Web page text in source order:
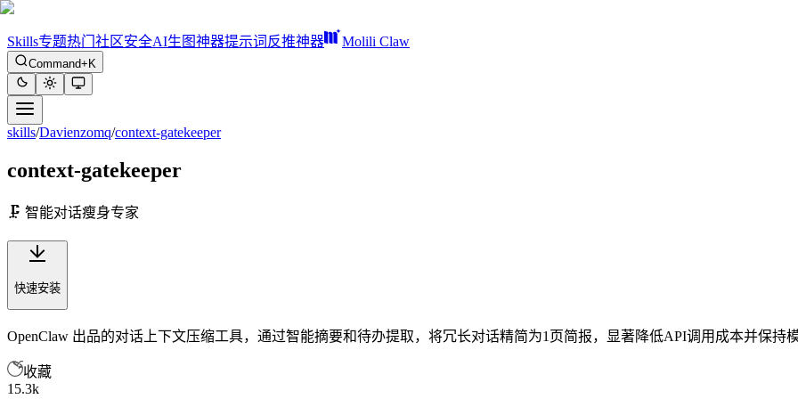
Skills专题热门 社区安全AI生图神器提示词反推神器 Molili Claw
Command+K
skills/Davienzomq/context-gatekeeper
context-gatekeeper
🗜️ 智能对话瘦身专家
快速安装
OpenClaw 出品的对话上下文压缩工具，通过智能摘要和待办提取，将冗长对话精简为1页简报，显著降低API调用成本并保持
收藏
15.3k